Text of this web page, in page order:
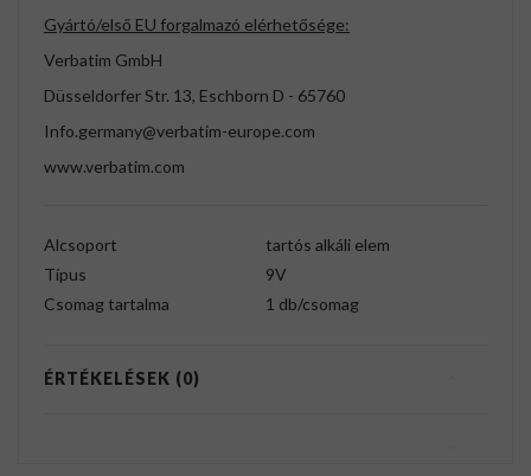
Gyártó/első EU forgalmazó elérhetősége:
Verbatim GmbH
Düsseldorfer Str. 13, Eschborn D - 65760
Info.germany@verbatim-europe.com
www.verbatim.com
Alcsoport
tartós alkáli elem
Típus
9V
Csomag tartalma
1 db/csomag
ÉRTÉKELÉSEK (0)